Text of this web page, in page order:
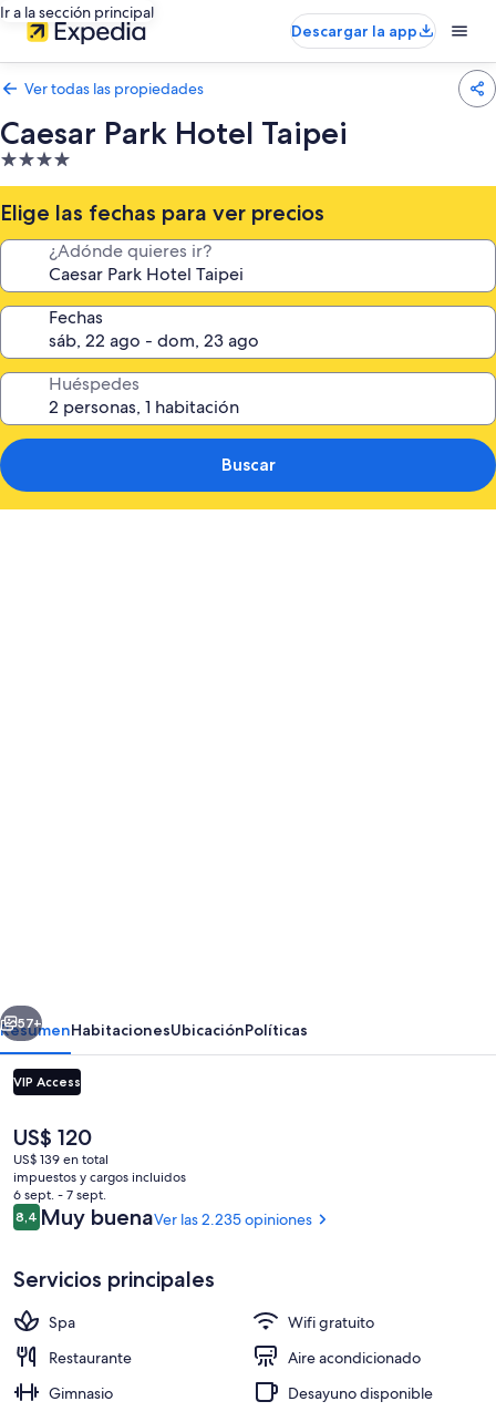
Ir a la sección principal
Descargar la app
Ver todas las propiedades
Caesar Park Hotel Taipei
Propiedad
de
4.0
estrellas
Elige las fechas para ver precios
¿Adónde quieres ir?
Fechas
Huéspedes
Buscar
Siguiente
57+
ResumenHabitacionesUbicaciónPolíticas
VIP Access
El
precio
actual
es
de
US$ 120
US$ 120
US$ 139 en total
impuestos y cargos incluidos
6 sept. - 7 sept.
Opiniones
8,48,4 de 10
Muy buenaVer las 2.235 opiniones
Servicios principales
Spa
Wifi gratuito
Restaurante
Aire acondicionado
Gimnasio
Desayuno disponible